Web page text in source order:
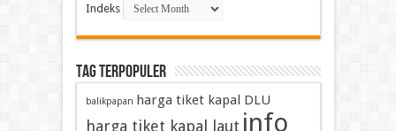
Indeks
TAG TERPOPULER
balikpapan harga tiket kapal DLU
harga tiket kapal laut info